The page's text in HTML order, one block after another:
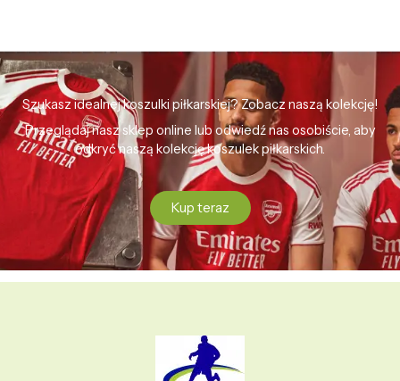
Szukasz idealnej koszulki piłkarskiej? Zobacz naszą kolekcję!
Przeglądaj nasz sklep online lub odwiedź nas osobiście, aby
odkryć naszą kolekcję koszulek piłkarskich.
Kup teraz